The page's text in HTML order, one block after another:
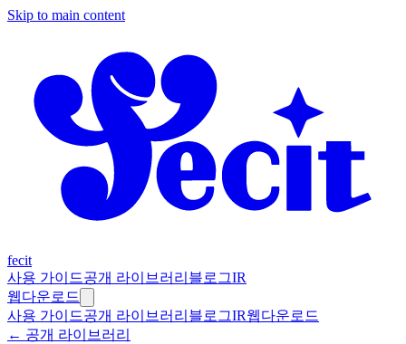
Skip to main content
fecit
사용 가이드공개 라이브러리 블로그IR
웹다운로드
사용 가이드공개 라이브러리 블로그IR웹다운로드
← 공개 라이브러리